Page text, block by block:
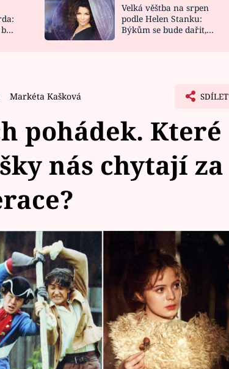
NOVINKY
VIDEORECEPTY
Velká věštba na srpen
podle Helen Stanku:
Býkům se bude dařit,
Markéta Kašková SDÍLET
pohádek. Které
nás chytají za